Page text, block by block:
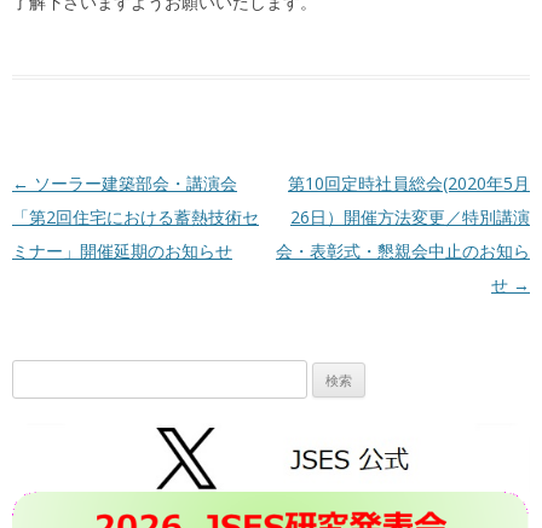
投稿ナビゲーション
← ソーラー建築部会・講演会
「第2回住宅における蓄熱技術セ
ミナー」開催延期のお知らせ
第10回定時社員総会(2020年5月
26日）開催方法変更／特別講演
会・表彰式・懇親会中止のお知ら
せ →
索: